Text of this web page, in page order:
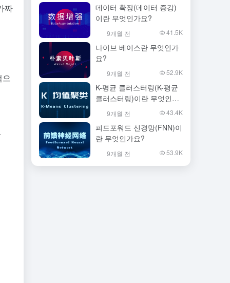
짜
으
데이터 확장(데이터 증강)
이란 무엇인가요?
9개월 전 41.5K
나이브 베이스란 무엇인가
요?
9개월 전 52.9K
K-평균 클러스터링(K-평균
클러스터링)이란 무엇인가
9개월 전 43.4K
피드포워드 신경망(FNN)이
란 무엇인가요?
9개월 전 53.9K